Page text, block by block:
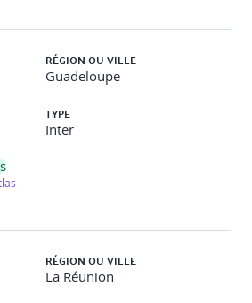
COMPLEMENTAIRES
des méthodes EBIOS RM,
articulation avec ISO/IEC 27005.
d’une méthode alternative à un
comparative, jeu de rôle
RÉGION OU VILLE
Guadeloupe
TYPE
Inter
RÉGION OU VILLE
La Réunion